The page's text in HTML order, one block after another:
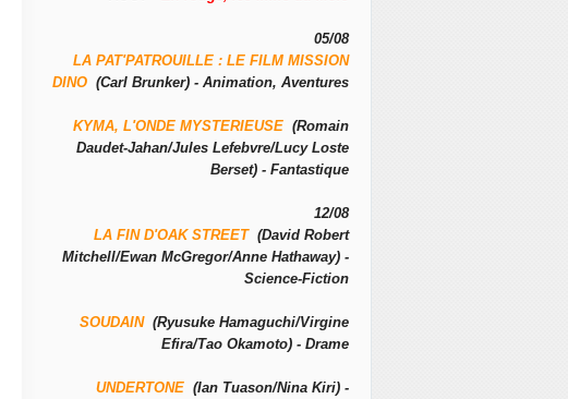
05/08
LA PAT'PATROUILLE : LE FILM MISSION
DINO (Carl Brunker) - Animation, Aventures
KYMA, L'ONDE MYSTERIEUSE (Romain
Daudet-Jahan/Jules Lefebvre/Lucy Loste
Berset) - Fantastique
12/08
LA FIN D'OAK STREET(David Robert
Mitchell/Ewan McGregor/Anne Hathaway) -
Science-Fiction
SOUDAIN(Ryusuke Hamaguchi/Virgine
Efira/Tao Okamoto) - Drame
UNDERTONE (Ian Tuason/Nina Kiri) -